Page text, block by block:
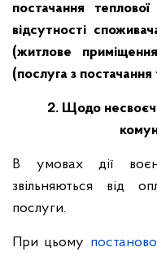
постачання
відсутності
(житлове
(послуга з постачання
2. Щодо
В умовах дії
звільняються від
послуги.
При цьому